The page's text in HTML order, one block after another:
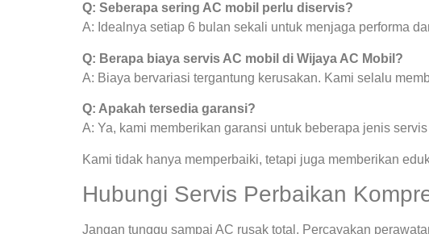
Q: Seberapa sering AC mobil perlu diservis?
A: Idealnya setiap 6 bulan sekali untuk menjaga performa
Q: Berapa biaya servis AC mobil di Wijaya AC Mobil?
A: Biaya bervariasi tergantung kerusakan. Kami selalu
Q: Apakah tersedia garansi?
A: Ya, kami memberikan garansi untuk beberapa jenis
Kami tidak hanya memperbaiki, tetapi juga memberikan
Hubungi Servis Perbaikan
Jangan tunggu sampai AC rusak total. Percayakan